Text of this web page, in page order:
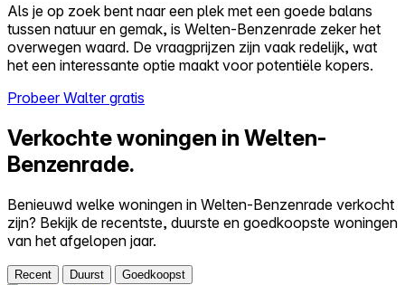
Als je op zoek bent naar een plek met een goede balans
tussen natuur en gemak, is Welten-Benzenrade zeker het
overwegen waard. De vraagprijzen zijn vaak redelijk, wat
het een interessante optie maakt voor potentiële kopers.
Probeer Walter gratis
Verkochte woningen in Welten-
Benzenrade.
Benieuwd welke woningen in Welten-Benzenrade verkocht
zijn? Bekijk de recentste, duurste en goedkoopste woningen
van het afgelopen jaar.
Recent Duurst Goedkoopst